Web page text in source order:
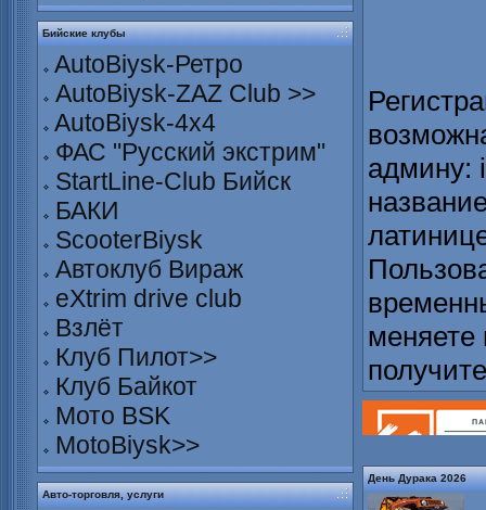
Бийские клубы
AutoBiysk-Ретро
AutoBiysk-ZAZ Club >>
AutoBiysk-4x4
ФАС "Русский экстрим"
StartLine-Club Бийск
БАКИ
ScooterBiysk
Автоклуб Вираж
eXtrim drive club
Взлёт
Клуб Пилот>>
Клуб Байкот
Мото BSK
MotoBiysk>>
Авто-торговля, услуги
админу:
меняете
День Дурака 2026